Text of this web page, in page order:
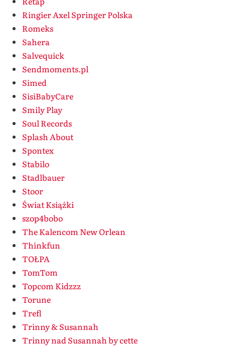
Ringier Axel Springer Polska
Romeks
Sahera
Salvequick
Sendmoments.pl
Simed
SisiBabyCare
Smily Play
Soul Records
Splash About
Spontex
Stabilo
Stadlbauer
Stoor
Świat Książki
szop4bobo
The Kalencom New Orlean
Thinkfun
TOŁPA
TomTom
Topcom Kidzzz
Torune
Trefl
Trinny & Susannah
Trinny nad Susannah by cette